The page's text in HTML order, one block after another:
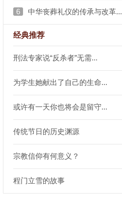
6 中华丧葬礼仪的传承与改革...
经典推荐
刑法专家说“反杀者”无需...
为学生她献出了自己的生命...
或许有一天你也将会是留守...
传统节日的历史渊源
宗教信仰有何意义？
程门立雪的故事